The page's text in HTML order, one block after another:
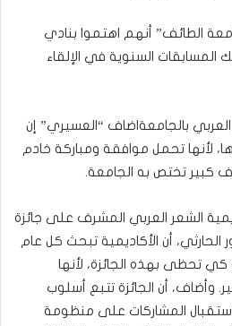
الطائف” أنهم اهتموا بنادي
المسابقات السنوية في الإلقاء
بالجامعةاضاف “العسيري” إن
لأنها تحمل موافقة ومباركة خادم
كبير تختص به الجامعة.
الشعر العربي المشرف على جائزة
الحارثي، أن الأكاديمية تبحث كل عام
كي تحظى بهذه الجائزة، لأنها
وأضاف، أن الجائزة تتبع أسلوب
المشاركات على منظومة